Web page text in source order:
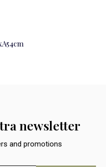
newsletter
and promotions